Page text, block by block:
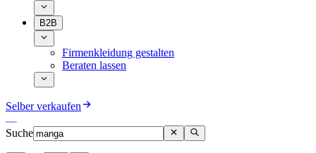
B2B
Firmenkleidung gestalten
Beraten lassen
Selber verkaufen
Suche